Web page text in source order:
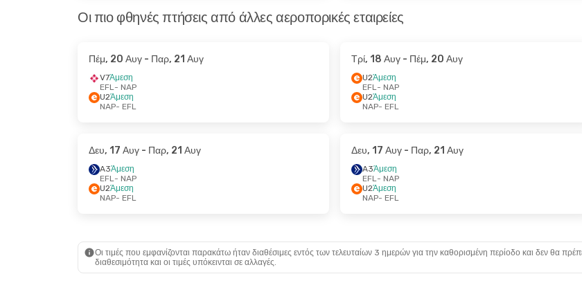
Οι πιο φθηνές πτήσεις από άλλες αεροπορικές εταιρείες
Πέμ, 20 Αυγ - Παρ, 21 Αυγ
V7Άμεση
EFL- NAP
U2Άμεση
NAP- EFL
Τρί, 18 Αυγ- Πέμ, 20 Αυγ
U2Άμεση
EFL- NAP
U2Άμεση
NAP- EFL
Δευ, 17 Αυγ - Παρ, 21 Αυγ
A3Άμεση
EFL- NAP
U2Άμεση
NAP- EFL
Δευ, 17 Αυγ- Παρ, 21 Αυγ
A3Άμεση
EFL- NAP
U2Άμεση
NAP- EFL
Οι τιμές που εμφανίζονται παρακάτω ήταν διαθέσιμες εντός των τελευταίων 3 ημερών για την καθορισμένη περίοδο και δεν θα
διαθεσιμότητα και οι τιμές υπόκεινται σε αλλαγές.